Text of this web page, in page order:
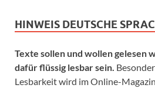
HINWEIS DEUTSCHE
Texte sollen und wollen gelesen
dafür flüssig lesbar sein.
Lesbarkeit wird im Online-Magazin